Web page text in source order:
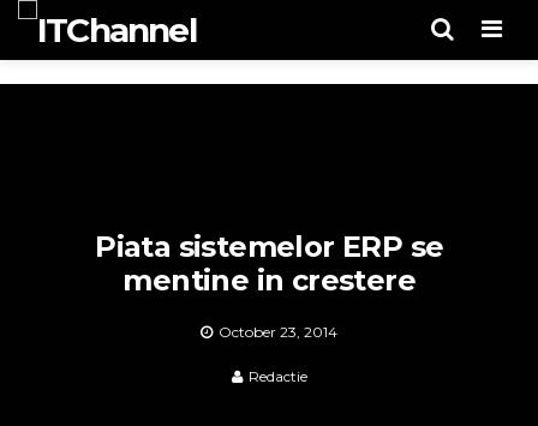
Piata sistemelor ERP se
mentine in crestere
October 23, 2014
Redactie